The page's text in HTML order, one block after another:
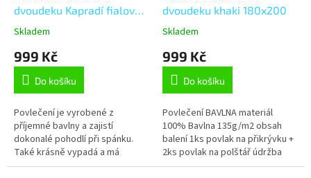
dvoudeku Kapradí fialová
180x200, 2ks 70x90 cm
Skladem
999 Kč
Do košíku
Povlečení je vyrobené z
příjemné bavlny a zajistí
dokonalé pohodlí při spánku.
Také krásně vypadá a má
kvalitní potisk, což zaručuje
dvoudeku khaki 180x200
Skladem
999 Kč
Do košíku
Povlečení BAVLNA materiál
100% Bavlna 135g/m2 obsah
balení 1ks povlak na přikrývku +
2ks povlak na polštář údržba
povlečení praní na 60°C mírný